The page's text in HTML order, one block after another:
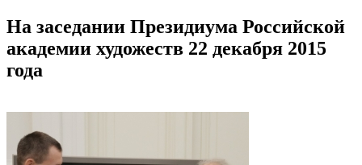
На заседании Президиума Российской
академии художеств 22 декабря 2015
года